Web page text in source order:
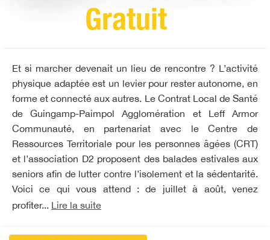
Gratuit
Et si marcher devenait un lieu de rencontre ? L’activité
physique adaptée est un levier pour rester autonome, en
forme et connecté aux autres. Le Contrat Local de Santé
de Guingamp-Paimpol Agglomération et Leff Armor
Communauté, en partenariat avec le Centre de
Ressources Territoriale pour les personnes âgées (CRT)
et l’association D2 proposent des balades estivales aux
seniors afin de lutter contre l’isolement et la sédentarité.
Voici ce qui vous attend : de juillet à août, venez
profiter... Lire la suite